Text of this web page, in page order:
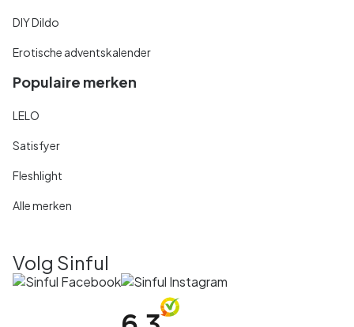
DIY Dildo
Erotische adventskalender
Populaire merken
LELO
Satisfyer
Fleshlight
Alle merken
Volg Sinful